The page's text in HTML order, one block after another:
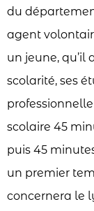
du
agent
un jeune, qu’il
scolarité, ses
scolaire 45
puis 45
un premier
concernera le